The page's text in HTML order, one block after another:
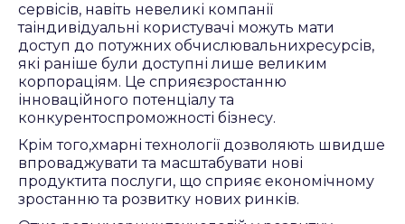
сервісів, навіть невеликі компанії
таіндивідуальні користувачі можуть мати
доступ до потужних обчислювальнихресурсів,
які раніше були доступні лише великим
корпораціям. Це сприяєзростанню
інноваційного потенціалу та
конкурентоспроможності бізнесу.
Крім того,хмарні технології дозволяють швидше
впроваджувати та масштабувати нові
продуктита послуги, що сприяє економічному
зростанню та розвитку нових ринків.